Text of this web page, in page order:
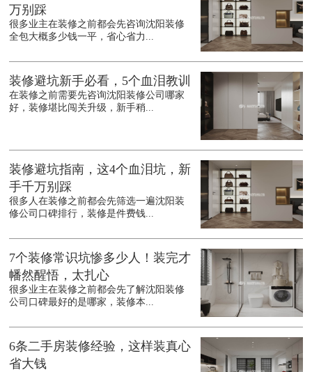
万别踩
很多业主在装修之前都会先咨询沈阳装修
全包大概多少钱一平，省心省力...
装修避坑新手必看，5个血泪教训
在装修之前需要先咨询沈阳装修公司哪家
好，装修堪比闯关升级，新手稍...
装修避坑指南，这4个血泪坑，新
手千万别踩
很多人在装修之前都会先筛选一遍沈阳装
修公司口碑排行，装修是件费钱...
7个装修常识坑惨多少人！装完才
幡然醒悟，太扎心
很多业主在装修之前都会先了解沈阳装修
公司口碑最好的是哪家，装修本...
6条二手房装修经验，这样装真心
省大钱